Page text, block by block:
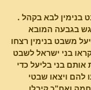
בנימין לבא בקהל .
בגבעה המובא
משבט בנימין רצחו
בני ישראל לשבט
אותם בני בליעל כדי
להם ויצאו שבטי